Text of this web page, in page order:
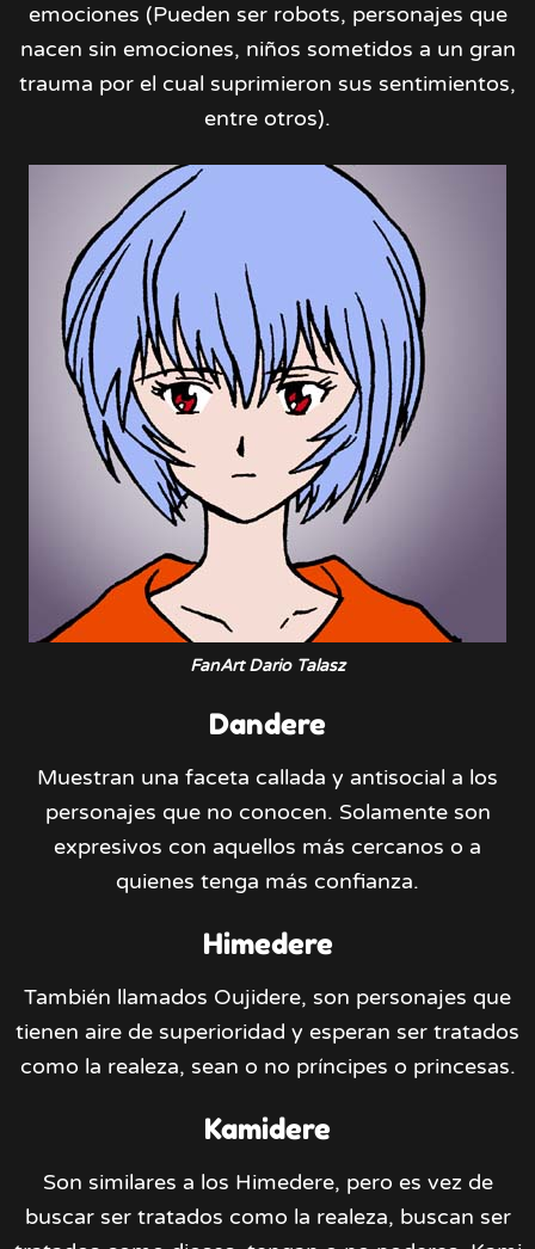
emociones (Pueden ser robots, personajes que
nacen sin emociones, niños sometidos a un gran
trauma por el cual suprimieron sus sentimientos,
entre otros).
FanArt Dario Talasz
Dandere
Muestran una faceta callada y antisocial a los
personajes que no conocen. Solamente son
expresivos con aquellos más cercanos o a
quienes tenga más confianza.
Himedere
También llamados Oujidere, son personajes que
tienen aire de superioridad y esperan ser tratados
como la realeza, sean o no príncipes o princesas.
Kamidere
Son similares a los Himedere, pero es vez de
buscar ser tratados como la realeza, buscan ser